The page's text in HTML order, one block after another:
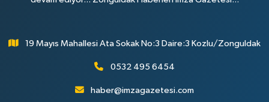
19 Mayıs Mahallesi Ata Sokak No:3 Daire:3 Kozlu/Zonguldak
0532 495 6454
haber@imzagazetesi.com